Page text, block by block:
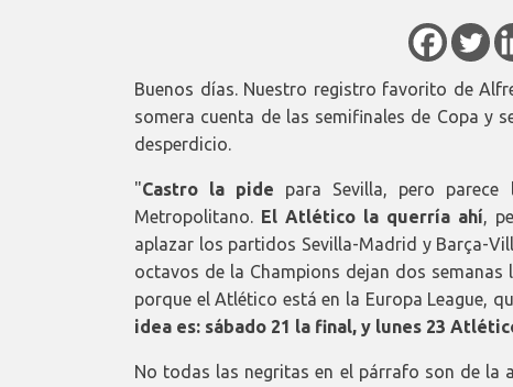
Buenos días. Nuestro registro favorito de
somera cuenta de las semifinales de Copa y
desperdicio.
"Castro la pide para Sevilla, pero
Metropolitano. El Atlético la querría ahí,
aplazar los partidos Sevilla-Madrid y Barça-
octavos de la Champions dejan dos
porque el Atlético está en la Europa League,
idea es: sábado 21 la final, y lunes 23
No todas las negritas en el párrafo son de la